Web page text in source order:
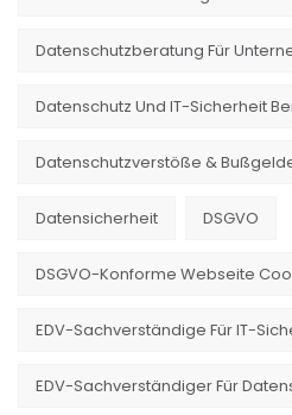
Datenschutzberatung Für
Datenschutz Und IT-Sicherheit
Datenschutzverstöße &
Datensicherheit DSGVO
DSGVO-Konforme Webseite
EDV-Sachverständige Für IT-
EDV-Sachverständiger Für